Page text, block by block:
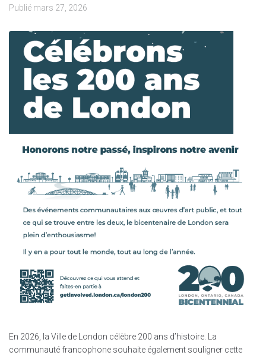
Publié mars 27, 2026
En 2026, la Ville de London célèbre 200 ans d’histoire. La
communauté francophone souhaite également souligner cette